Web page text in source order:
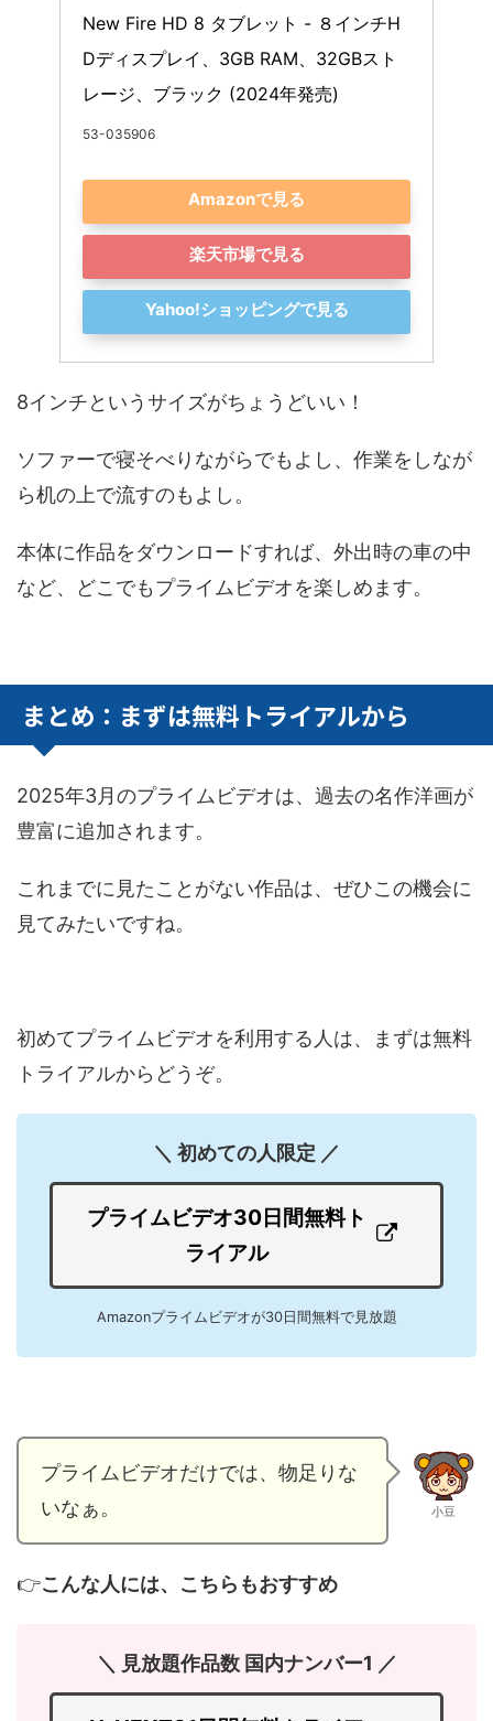
New Fire HD 8 タブレット - ８インチH
Dディスプレイ、3GB RAM、32GBスト
レージ、ブラック (2024年発売)
53-035906
Amazonで見る
楽天市場で見る
Yahoo!ショッピングで見る
8インチというサイズがちょうどいい！
ソファーで寝そべりながらでもよし、作業をしなが
ら机の上で流すのもよし。
本体に作品をダウンロードすれば、外出時の車の中
など、どこでもプライムビデオを楽しめます。
まとめ：まずは無料トライアルから
2025年3月のプライムビデオは、過去の名作洋画が
豊富に追加されます。
これまでに見たことがない作品は、ぜひこの機会に
見てみたいですね。
初めてプライムビデオを利用する人は、まずは無料
トライアルからどうぞ。
＼ 初めての人限定 ／
プライムビデオ30日間無料ト
ライアル
Amazonプライムビデオが30日間無料で見放題
プライムビデオだけでは、物足りな
いなぁ。
小豆
👉こんな人には、こちらもおすすめ
＼ 見放題作品数 国内ナンバー1 ／